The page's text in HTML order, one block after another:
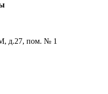
д.27, пом. № 1